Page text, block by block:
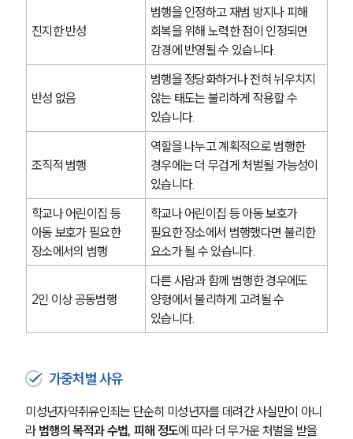
진지한 반성
범행을 인정하고 재범 방지나 피해
회복을 위해 노력한 점이 인정되면
감경에 반영될 수 있습니다.
반성 없음
범행을 정당화하거나 전혀 뉘우치지
않는 태도는 불리하게 작용할 수
있습니다.
조직적 범행
역할을 나누고 계획적으로 범행한
경우에는 더 무겁게 처벌될 가능성이
있습니다.
학교나 어린이집 등
아동 보호가 필요한
장소에서의 범행
학교나 어린이집 등 아동 보호가
필요한 장소에서 범행했다면 불리한
요소가 될 수 있습니다.
2인 이상 공동범행
다른 사람과 함께 범행한 경우에도
양형에서 불리하게 고려될 수
있습니다.
가중처벌 사유
미성년자약취유인죄는 단순히 미성년자를 데려간 사실만이 아니
라 범행의 목적과 수법, 피해 정도에 따라 더 무거운 처벌을 받을